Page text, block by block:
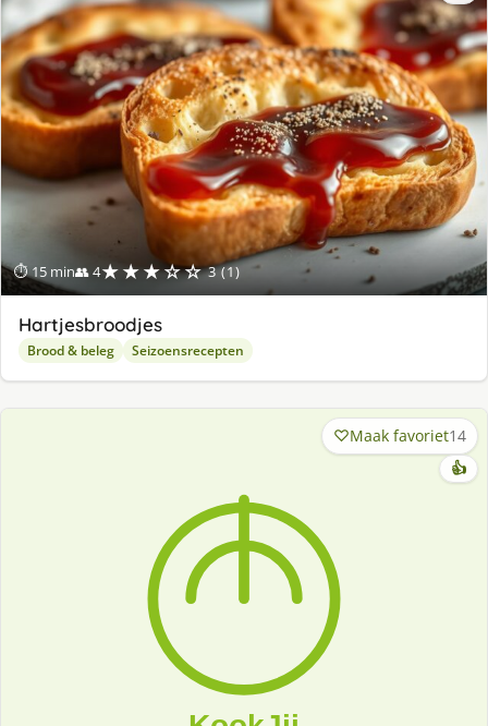
⏱ 15 min👥 4★★★☆☆ 3 (1)
Hartjesbroodjes
Brood & beleg Seizoensrecepten
Maak favoriet14
👍